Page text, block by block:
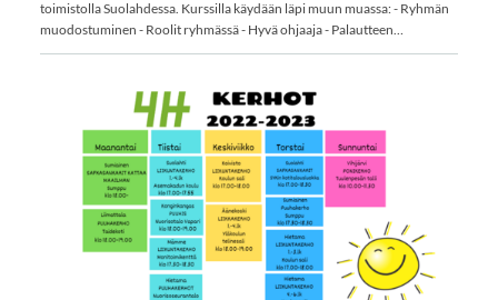
toimistolla Suolahdessa. Kurssilla käydään läpi muun muassa: - Ryhmän
muodostuminen - Roolit ryhmässä - Hyvä ohjaaja - Palautteen…